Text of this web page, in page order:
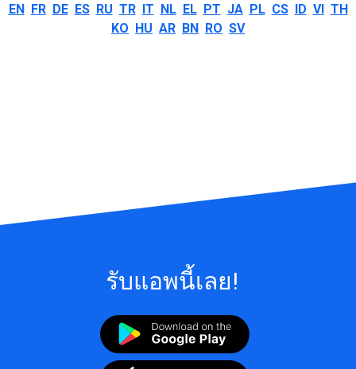
EN FR DE ES RU TR IT NL EL PT JA PL CS ID VI TH
KO HU AR BN RO SV
รับแอพนี้เลย!